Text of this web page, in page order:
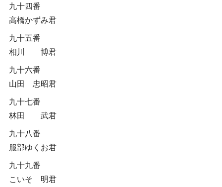
九十四番
高橋かずみ君
九十五番
相川 博君
九十六番
山田 忠昭君
九十七番
林田 武君
九十八番
服部ゆくお君
九十九番
こいそ 明君